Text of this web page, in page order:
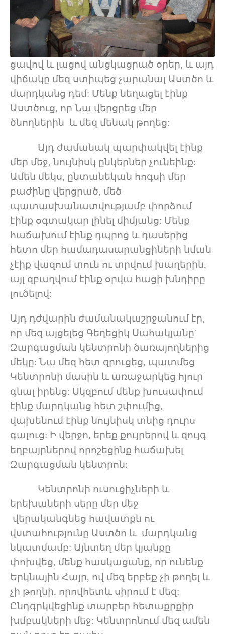
ցավով և լացով անցկացրած օրեր, և այդ
վիճակը մեզ ստիպեց չարանալ Աստծո և
մարդկանց դեմ: Մենք նեղացել էինք
Աստծուց, որ Նա վերցրեց մեր
ծնողներին և մեզ մենակ թողեց:
Այդ ժամանակ պարփակվել էինք
մեր մեջ, նույնիսկ ընկերներ չունեինք:
Ամեն մեկս, ընտանեկան հոգսի մեր
բաժինը վերցրած, մեծ
պատասխանատվությամբ փորձում
էինք օգտակար լինել միմյանց: Մենք
հաճախում էինք դպրոց և դասերից
հետո մեր համադասարանցիների նման
չէիք վազում տուն ու տրվում խաղերին,
այլ զբաղվում էինք օրվա հացի խնդիրը
լուծելով:
Այդ դժվարին ժամանակաշրջանում էր,
որ մեզ այցելեց Գեղեցիկ Սահակյանը`
Զարգացման կենտրոնի ծառայողներից
մեկը: Նա մեզ հետ զրուցեց, պատմեց
Կենտրոնի մասին և առաջարկեց հյուր
գնալ իրենց: Սկզբում մենք խուսափում
էինք մարդկանց հետ շփումից,
վախենում էինք նույնիսկ տնից դուրս
գալուց: Ի վերջո, երեք քույրերով և զույգ
եղբայրներով որոշեցինք հաճախել
Զարգացման կենտրոն:
Կենտրոնի ուսուցիչների և
երեխաների սերը մեր մեջ
վերականգնեց հավատքն ու
վստահությունը Աստծո և մարդկանց
նկատմամբ: Այնտեղ մեր կյանքը
փոխվեց, մենք հասկացանք, որ ունենք
Երկնային Հայր, ով մեզ երբեք չի թողել և
չի թողնի, որովհետև սիրում է մեզ:
Ընդգրկվեցինք տարբեր հետաքրքիր
խմբակների մեջ: Կենտրոնում մեզ ամեն